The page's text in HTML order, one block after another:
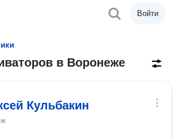
Войти
в Воронеже
Кульбакин